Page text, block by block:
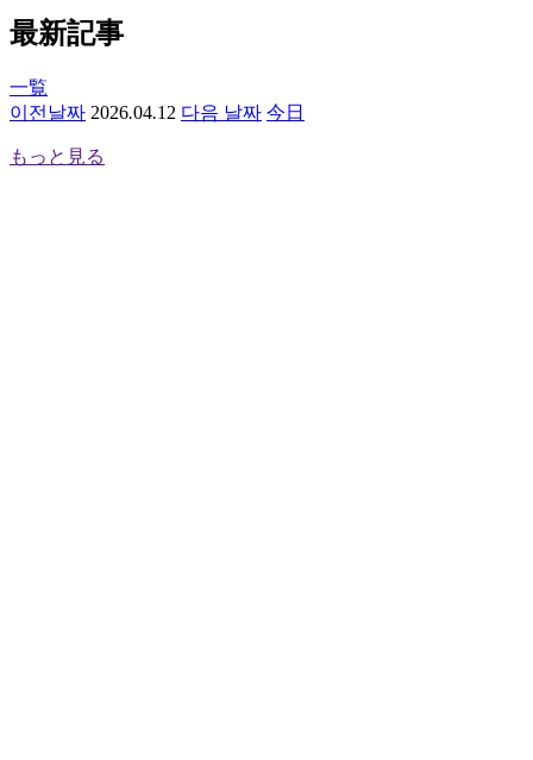
最新記事
一覧
이전날짜 2026.04.1 2 다음 날짜 今日
もっと見る